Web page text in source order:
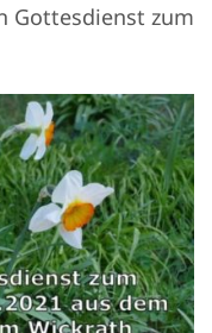
Gottesdienst zum